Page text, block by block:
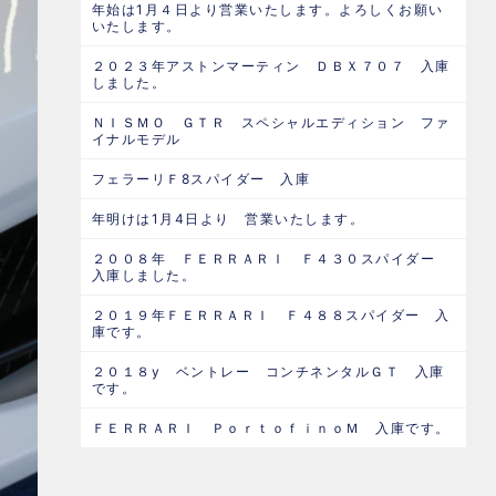
年始は1月４日より営業いたします。よろしくお願い
いたします。
２０２３年アストンマーティン ＤＢＸ７０７ 入庫
しました。
ＮＩＳＭＯ ＧＴＲ スペシャルエディション ファ
イナルモデル
フェラーリＦ8スパイダー 入庫
年明けは1月4日より 営業いたします。
２００８年 ＦＥＲＲＡＲＩ Ｆ４３０スパイダー
入庫しました。
２０１９年ＦＥＲＲＡＲＩ Ｆ４８８スパイダー 入
庫です。
２０１８y ベントレー コンチネンタルＧＴ 入庫
です。
ＦＥＲＲＡＲＩ ＰｏｒｔｏｆｉｎｏＭ 入庫です。